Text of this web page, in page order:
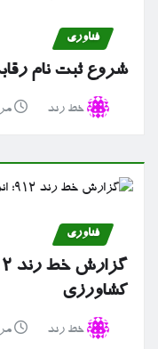
فناوری
شروع ثبت نام
خط رند
فناوری
کشاورزی
خط رند